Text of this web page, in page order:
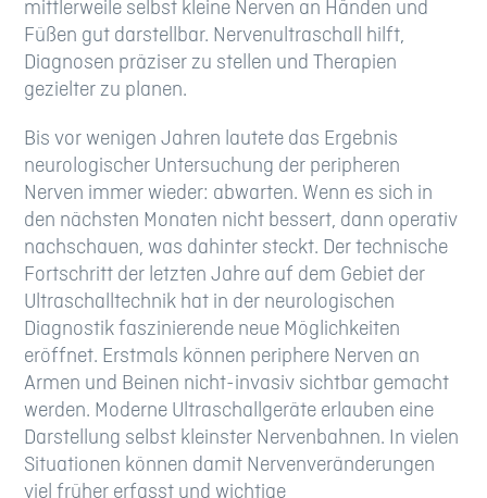
mittlerweile selbst kleine Nerven an Händen und
Füßen gut darstellbar. Nervenultraschall hilft,
Diagnosen präziser zu stellen und Therapien
gezielter zu planen.
Bis vor wenigen Jahren lautete das Ergebnis
neurologischer Untersuchung der peripheren
Nerven immer wieder: abwarten. Wenn es sich in
den nächsten Monaten nicht bessert, dann operativ
nachschauen, was dahinter steckt. Der technische
Fortschritt der letzten Jahre auf dem Gebiet der
Ultraschalltechnik hat in der neurologischen
Diagnostik faszinierende neue Möglichkeiten
eröffnet. Erstmals können periphere Nerven an
Armen und Beinen nicht-invasiv sichtbar gemacht
werden. Moderne Ultraschallgeräte erlauben eine
Darstellung selbst kleinster Nervenbahnen. In vielen
Situationen können damit Nervenveränderungen
viel früher erfasst und wichtige